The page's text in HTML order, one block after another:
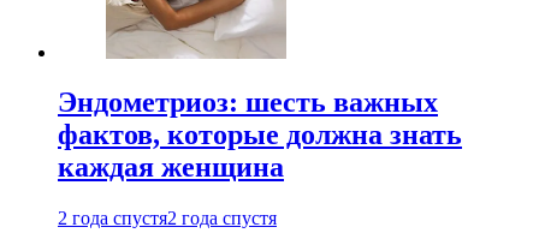
Эндометриоз: шесть важных
фактов, которые должна знать
каждая женщина
2 года спустя2 года спустя